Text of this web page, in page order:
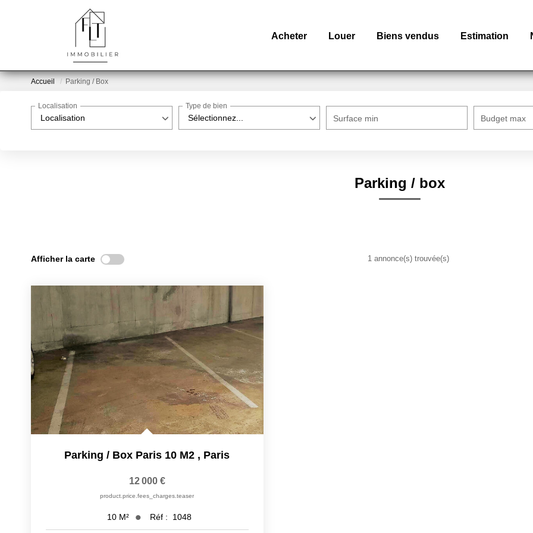
Acheter Louer Biens vendus Estimation
Accueil Parking / Box
Localisation
Localisation
Sélectionnez...
Type de bien
Surface min Budget max
Parking / box
Afficher la carte 1 annonce(s) trouvée(s)
Parking / Box Paris 10 M2 , Paris
12 000 €
product.price.fees_charges.teaser
10 M² Réf : 1048